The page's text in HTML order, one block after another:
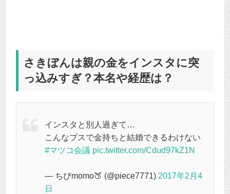
さきぼんは親の金をインスタに突
っ込みすぎ？本名や経歴は？
インスタと別人過ぎて…
こんなブスで金持ちと結婚できるわけない
#マツコ会議 pic.twitter.com/Cdud97kZ1N
— ちびmomo🍑 (@piece7771) 2017年2月4
日